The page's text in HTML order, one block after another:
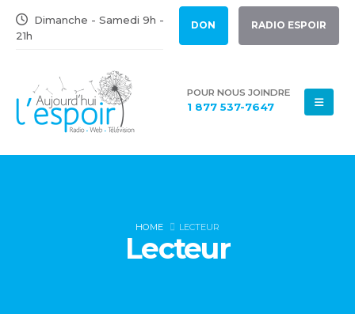
Dimanche - Samedi 9h -
21h
DON RADIO ESPOIR
POUR NOUS JOINDRE
1 877 537-7647
HOME LECTEUR
Lecteur